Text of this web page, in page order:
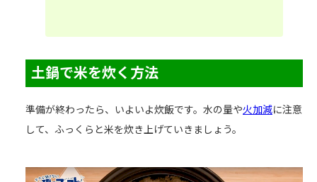
土鍋で米を炊く方法
準備が終わったら、いよいよ炊飯です。水の量や火加減に注意
して、ふっくらと米を炊き上げていきましょう。